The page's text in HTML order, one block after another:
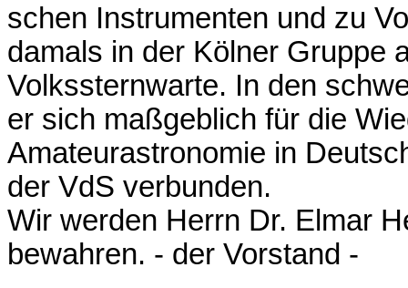
schen Instrumenten und zu
damals in der Kölner Gruppe
Volkssternwarte. In den
er sich maßgeblich für die
Amateurastronomie in
der VdS verbunden.
Wir werden Herrn Dr. Elmar
bewahren. - der Vorstand -